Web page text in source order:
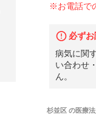
※お電話で
必ず
病気に関
い合わせ
ん。
杉並区の医療